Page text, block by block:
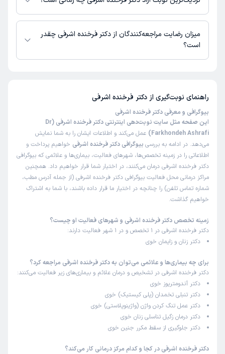
زهرا
نوبت مطب از دکترتو
این پزشک را پیشنهاد میکنم
زمان انتظار:15-45 دقیقه
علت مراجعه: درمان اندومتریوز و کیست‌های تخمدان
کاربر دکترتو
نوبت مطب از دکترتو
(
1405/04/01
این پزشک را پیشنهاد میکنم
زمان انتظار:45-90 دقیقه
خوب بود
علت مراجعه:
کاربر دکترتو
این پزشک را پیشنهاد نمیکنم
عدم رضایت
کاربر دکترتو
این پزشک را پیشنهاد نمیکنم
دکتر فرخنده اشرفی از روز یکشنبه 18 مرداد 1405 بیمار جدید می‌پذیرند.
میزان رضایت مراجعه‌کنندگان از دکتر فرخنده اشرفی چقدر
است؟
راهنمای نوبت‌گیری از دکتر فرخنده اشرفی
بیوگرافی و معرفی دکتر فرخنده اشرفی
این صفحه مثل سایت نوبت‌دهی اینترنتی دکتر فرخنده اشرفی (Dr
Farkhondeh Ashrafi)
عمل می‌کند و اطلاعات ایشان را به شما نمایش
می‌دهد. در ادامه به بررسی بیوگرافی دکتر فرخنده اشرفی خواهیم پرداخت و
اطلاعاتی را در زمینه تخصص‌ها، شهرهای فعالیت، بیماری‌ها و علائمی که بیوگرافی
دکتر فرخنده اشرفی درمان می‌کنند، در اختیار شما قرار خواهیم داد. همچنین
مراکز درمانی محل فعالیت بیوگرافی دکتر فرخنده اشرفی (از جمله آدرس مطب،
شماره تماس تلفن) را چنانچه در اختیار ما قرار داده باشند، با شما به اشتراک
خواهیم گذاشت.
زمینه تخصص دکتر فرخنده اشرفی و شهرهای فعالیت او چیست؟
دکتر فرخنده اشرفی در 1 تخصص و در 1 شهر فعالیت دارند:
دکتر زنان و زایمان خوی
برای چه بیماری‌ها و علائمی می‌توان به دکتر فرخنده اشرفی مراجعه کرد؟
دکتر فرخنده اشرفی در تشخیص و درمان علائم و بیماری‌های زیر فعالیت می‌کنند:
دکتر آندومتریوز خوی
دکتر تنبلی تخمدان (پلی کیستیک) خوی
دکتر عمل تنگ کردن واژن (واژینوپلاستی) خوی
دکتر درمان زگیل تناسلی زنان خوی
دکتر جلوگیری از سقط مکرر جنین خوی
دکتر فرخنده اشرفی در کجا و کدام مرکز درمانی کار می‌کند؟